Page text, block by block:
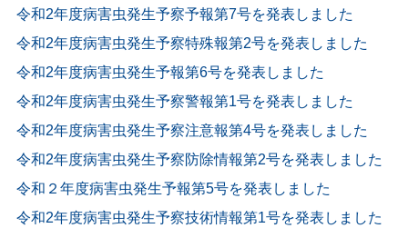
令和2年度病害虫発生予察予報第7号を発表しました
令和2年度病害虫発生予察特殊報第2号を発表しました
令和2年度病害虫発生予報第6号を発表しました
令和2年度病害虫発生予察警報第1号を発表しました
令和2年度病害虫発生予察注意報第4号を発表しました
令和2年度病害虫発生予察防除情報第2号を発表しました
令和２年度病害虫発生予報第5号を発表しました
令和2年度病害虫発生予察技術情報第1号を発表しました